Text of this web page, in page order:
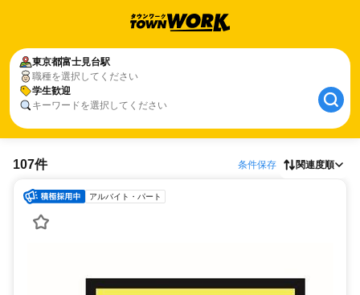
東京都富士見台駅
職種を選択してください
学生歓迎
キーワードを選択してください
107件 条件保存 関連度順
アルバイト・パート